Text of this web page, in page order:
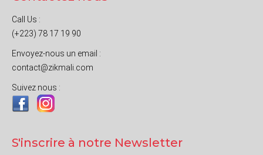
Call Us :
(+223) 78 17 19 90
Envoyez-nous un email :
contact@zikmali.com
Suivez nous :
S'inscrire à notre Newsletter